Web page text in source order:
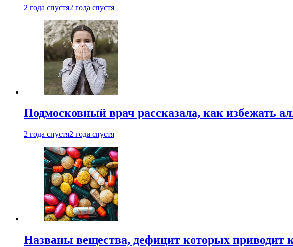
2 года спустя2 года спустя
Подмосковный врач рассказала, как избежать
2 года спустя2 года спустя
Названы вещества, дефицит которых приводит